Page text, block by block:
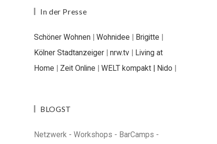
In der Presse
Schöner Wohnen | Wohnidee | Brigitte |
Kölner Stadtanzeiger | nrw.tv | Living at
Home | Zeit Online | WELT kompakt | Nido |
BLOGST
Netzwerk - Workshops - BarCamps -